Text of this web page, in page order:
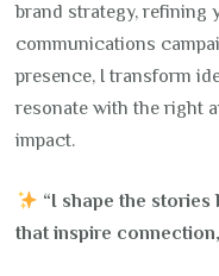
brand strategy, refining
communications
presence, I transform
resonate with the right
impact.
“I shape the
that inspire